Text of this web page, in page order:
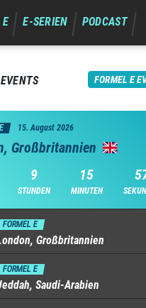
E E-SERIEN PODCAST
FORMEL E
15. August 2026
Großbritannien
9
STUNDEN
15
MINUTEN
FORMEL E
Großbritannien
FORMEL E
Saudi-Arabien